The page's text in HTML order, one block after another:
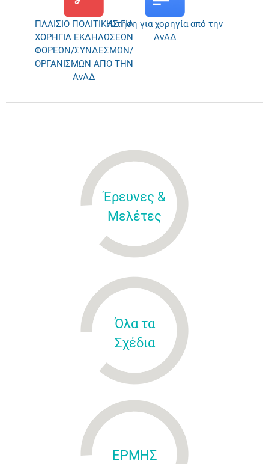
ΠΛΑΙΣΙΟ ΠΟΛΙΤΙΚΗΣ ΓΙΑ
ΧΟΡΗΓΙΑ ΕΚΔΗΛΩΣΕΩΝ
ΦΟΡΕΩΝ/ΣΥΝΔΕΣΜΩΝ/
ΟΡΓΑΝΙΣΜΩΝ ΑΠΟ ΤΗΝ
ΑνΑΔ
Αίτηση για χορηγία από την
ΑνΑΔ
Έρευνες &
Μελέτες
Όλα τα
Σχέδια
ΕΡΜΗΣ